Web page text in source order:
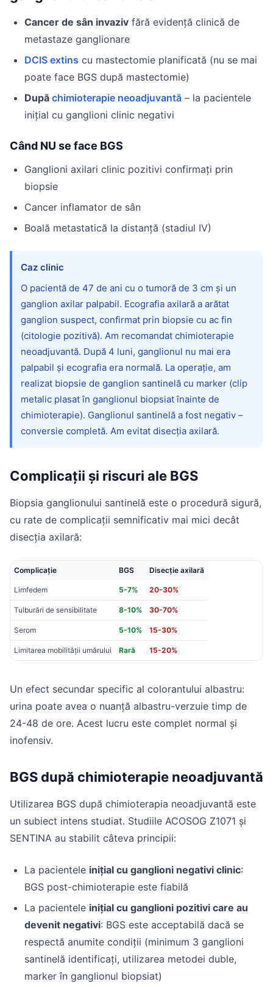
Cancer de sân invaziv fără evidență clinică de
metastaze ganglionare
DCIS extins cu mastectomie planificată (nu se mai
poate face BGS după mastectomie)
După chimioterapie neoadjuvantă – la pacientele
inițial cu ganglioni clinic negativi
Când NU se face BGS
Ganglioni axilari clinic pozitivi confirmați prin
biopsie
Cancer inflamator de sân
Boală metastatică la distanță (stadiul IV)
Caz clinic
O pacientă de 47 de ani cu o tumoră de 3 cm și un
ganglion axilar palpabil. Ecografia axilară a arătat
ganglion suspect, confirmat prin biopsie cu ac fin
(citologie pozitivă). Am recomandat chimioterapie
neoadjuvantă. După 4 luni, ganglionul nu mai era
palpabil și ecografia era normală. La operație, am
realizat biopsie de ganglion santinelă cu marker (clip
metalic plasat în ganglionul biopsiat înainte de
chimioterapie). Ganglionul santinelă a fost negativ –
conversie completă. Am evitat disecția axilară.
Complicații și riscuri ale BGS
Biopsia ganglionului santinelă este o procedură sigură,
cu rate de complicații semnificativ mai mici decât
disecția axilară:
Complicație BGS Disecție axilară
Limfedem 5-7% 20-30%
Tulburări de sensibilitate 8-10% 30-70%
Serom 5-10% 15-30%
Limitarea mobilității umărului Rară 15-20%
Un efect secundar specific al colorantului albastru:
urina poate avea o nuanță albastru-verzuie timp de
24-48 de ore. Acest lucru este complet normal și
inofensiv.
BGS după chimioterapie neoadjuvantă
Utilizarea BGS după chimioterapia neoadjuvantă este
un subiect intens studiat. Studiile ACOSOG Z1071 și
SENTINA au stabilit câteva principii:
La pacientele inițial cu ganglioni negativi clinic:
BGS post-chimioterapie este fiabilă
La pacientele inițial cu ganglioni pozitivi care au
devenit negativi: BGS este acceptabilă dacă se
respectă anumite condiții (minimum 3 ganglioni
santinelă identificați, utilizarea metodei duble,
marker în ganglionul biopsiat)